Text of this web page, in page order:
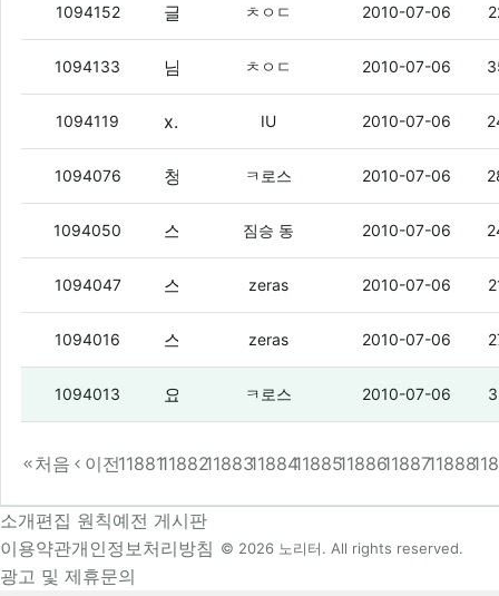
1094152 ㅊㅇㄷ 2010-07-06
1094133 (5)
ㅊㅇㄷ 2010-07-06
1094119 x6 12/5 가면 유면 떴네 ㅇㅇ (5)
IU 2010-07-06
1094076 (3)
ㅋ로스 2010-07-06
1094050 짐승 동 2010-07-06
1094047 zeras 2010-07-06
1094016 (2)
zeras 2010-07-06
1094013 (4)
ㅋ로스 2010-07-06
처음 이전1188111882118831188411885118861188711888
소개편집 원칙예전 게시판
이용약관개인정보처리방침
광고 및 제휴문의
© 2026 노리터. All rights reserved.